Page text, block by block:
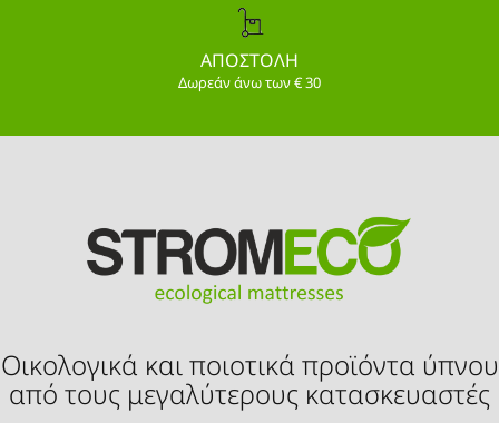
ΑΠΟΣΤΟΛΗ
Δωρεάν άνω των € 30
Οικολογικά και ποιοτικά προϊόντα ύπνου
από τους μεγαλύτερους κατασκευαστές